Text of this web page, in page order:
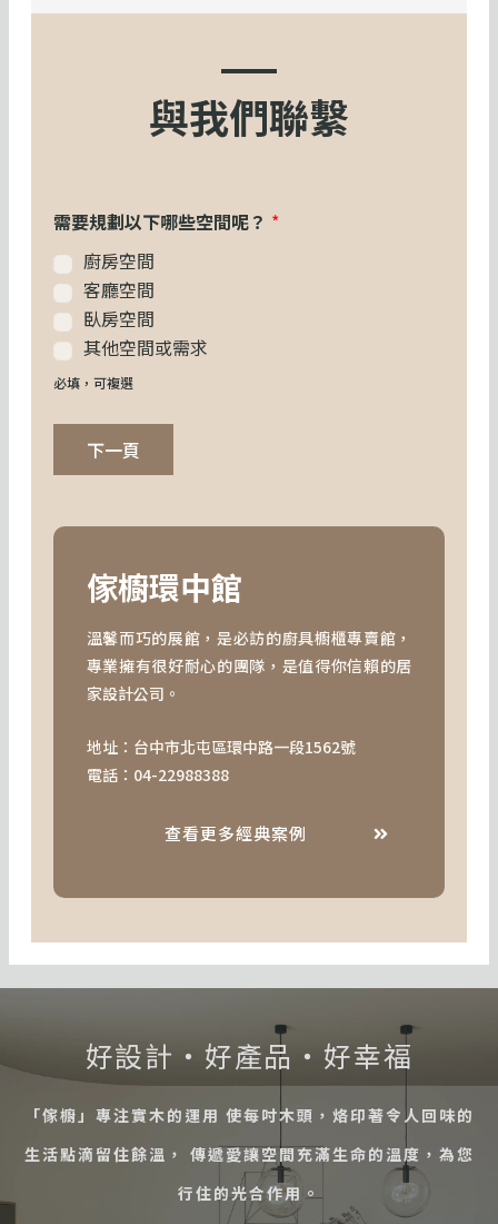
與我們聯繫
需要規劃以下哪些空間呢？ *
廚房空間
客廳空間
臥房空間
其他空間或需求
必填，可複選
下一頁
傢櫥環中館
溫馨而巧的展館，是必訪的廚具櫥櫃專賣館，
專業擁有很好耐心的團隊，是值得你信賴的居
家設計公司。
地址：台中市北屯區環中路一段1562號
電話： 04-22988388
查看更多經典案例
好設計・好產品・好幸福
「傢櫥」專注實木的運用 使每吋木頭，烙印著令人回味的
生活點滴留住餘溫， 傳遞愛讓空間充滿生命的溫度，為您
行住的光合作用。